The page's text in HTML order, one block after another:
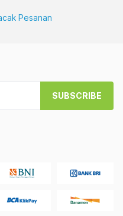
Pesanan
SUBSCRIBE